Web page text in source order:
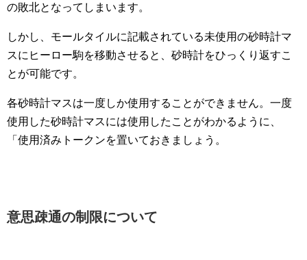
の敗北となってしまいます。
しかし、モールタイルに記載されている未使用の砂時計マ
スにヒーロー駒を移動させると、砂時計をひっくり返すこ
とが可能です。
各砂時計マスは一度しか使用することができません。一度
使用した砂時計マスには使用したことがわかるように、
「使用済みトークンを置いておきましょう。
意思疎通の制限について